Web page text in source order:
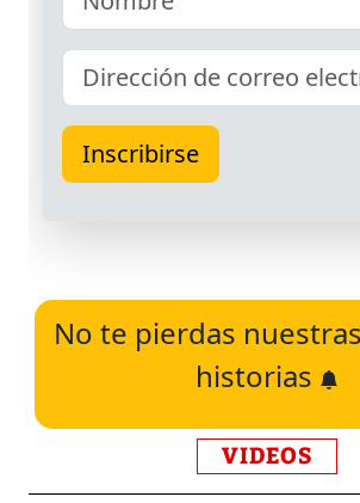
No te pierdas
historias
VIDEOS